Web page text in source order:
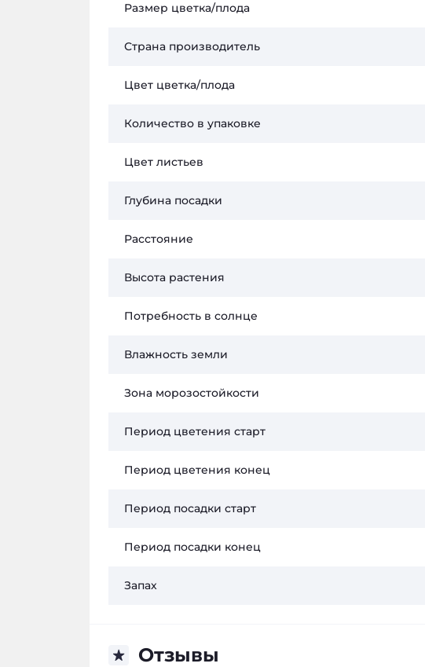
Размер цветка/плода
Страна производитель
Цвет цветка/плода
Количество в упаковке
Цвет листьев
Глубина посадки
Расстояние
Высота растения
Потребность в солнце
Влажность земли
Зона морозостойкости
Период цветения старт
Период цветения конец
Период посадки старт
Период посадки конец
Запах
Отзывы